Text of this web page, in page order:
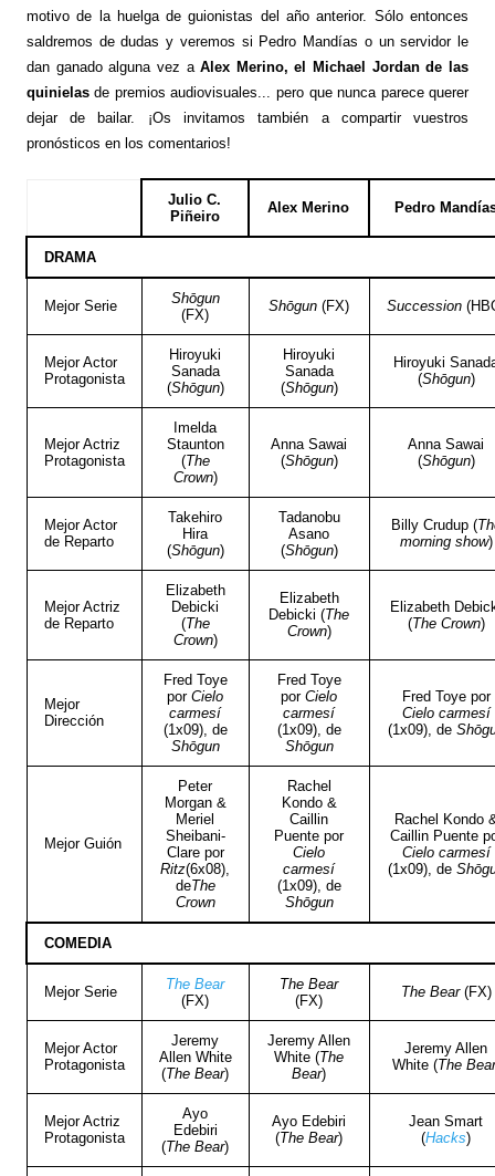
motivo de la huelga de guionistas del año anterior. Sólo entonces
saldremos de dudas y veremos si Pedro Mandías o un servidor le
dan ganado alguna vez aAlex Merino, el Michael Jordan de las
quinielasde premios audiovisuales... pero que nunca parece querer
dejar de bailar. ¡Os invitamos también a compartir vuestros
pronósticos en los comentarios!
Julio C.
Piñeiro
Alex Merino Pedro
DRAMA
Mejor Serie
Shōgun
(FX)
Shōgun (FX) Succession
Mejor Actor
Protagonista
Hiroyuki
Sanada
(Shōgun)
Hiroyuki
Sanada
(Shōgun)
Hiroyuki
(Shōgun)
Mejor Actriz
Protagonista
Imelda
Staunton
(The
Crown)
Anna Sawai
(Shōgun)
Anna Sawai
(Shōgun)
Mejor Actor
de Reparto
Takehiro
Hira
(Shōgun)
Tadanobu
Asano
(Shōgun)
Billy Crudup (
morning show)
Mejor Actriz
de Reparto
Elizabeth
Debicki
(The
Crown)
Elizabeth
Debicki (The
Crown)
Elizabeth
(The Crown)
Mejor
Dirección
Fred Toye
porCielo
carmesí
(1x09), de
Shōgun
Fred Toye
porCielo
carmesí
(1x09), de
Shōgun
Fred Toye por
Cielo carmesí
(1x09), de
Mejor Guión
Peter
Morgan &
Meriel
Sheibani-
Clare por
Ritz(6x08),
deThe
Crown
Rachel
Kondo &
Caillin
Puente por
Cielo
carmesí
(1x09), de
Shōgun
Rachel Kondo
Caillin Puente
Cielo carmesí
(1x09), de
COMEDIA
Mejor Serie
The Bear
(FX)
The Bear
(FX)
The Bear(FX)
Mejor Actor
Protagonista
Jeremy
Allen White
(The Bear)
Jeremy Allen
White (The
Bear)
Jeremy Allen
White (The Bear
Mejor Actriz
Protagonista
Ayo
Edebiri
(The Bear)
Ayo Edebiri
(The Bear)
Jean Smart
(Hacks)